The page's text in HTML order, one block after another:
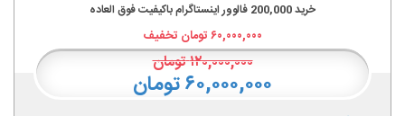
خرید200,000 فالوور اینستاگرام باکیفیت فوق العاده
۶۰,۰۰۰,۰۰۰تومان تخفیف
۱۲۰,۰۰۰,۰۰۰تومان
۶۰,۰۰۰,۰۰۰ تومان